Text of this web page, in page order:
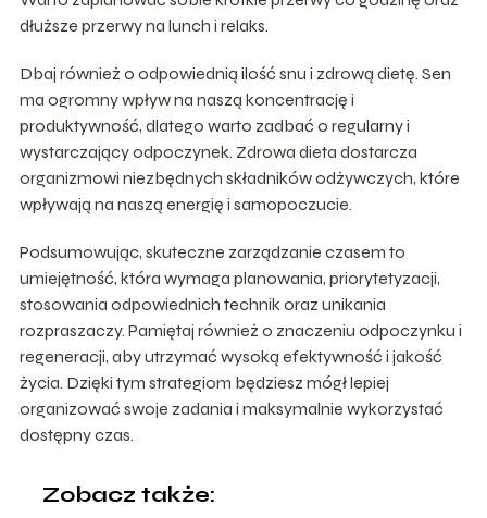
dłuższe przerwy na lunch i relaks.
Dbaj również o odpowiednią ilość snu i zdrową dietę. Sen
ma ogromny wpływ na naszą koncentrację i
produktywność, dlatego warto zadbać o regularny i
wystarczający odpoczynek. Zdrowa dieta dostarcza
organizmowi niezbędnych składników odżywczych, które
wpływają na naszą energię i samopoczucie.
Podsumowując, skuteczne zarządzanie czasem to
umiejętność, która wymaga planowania, priorytetyzacji,
stosowania odpowiednich technik oraz unikania
rozpraszaczy. Pamiętaj również o znaczeniu odpoczynku i
regeneracji, aby utrzymać wysoką efektywność i jakość
życia. Dzięki tym strategiom będziesz mógł lepiej
organizować swoje zadania i maksymalnie wykorzystać
dostępny czas.
Zobacz także: